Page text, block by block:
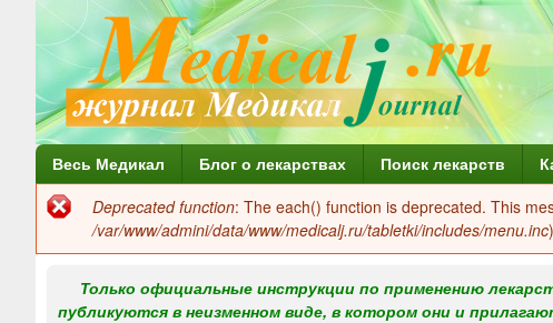
Г
л
н
Весь Медикал Блог о лекарствах Поиск лекарств
Сообщение
об
ошибке
Deprecated function: The each() function is deprecated. This
/var/www/admini/data/www/medicalj.ru/tabletki/includes/menu.inc
Только официальные инструкции по применению
публикуются в неизменном виде, в котором они и